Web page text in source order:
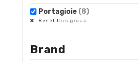
Portagioie (8)
Reset this group
Brand